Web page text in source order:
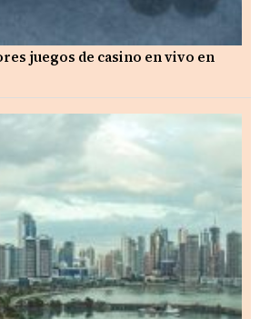
juegos de casino en vivo en